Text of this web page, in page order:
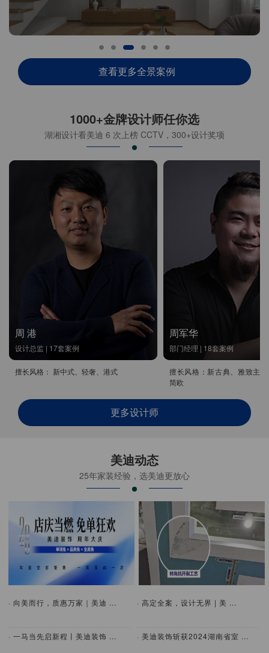
查看更多全景案例
1000+金牌设计师任你选
湖湘设计看美迪 6 次上榜 CCTV，300+设计奖项
周 港
设计总监 | 17套案例
擅长风格： 新中式、轻奢、港式
周军华
部门经理 | 18套案例
擅长风格：新古典、雅致主
简欧
更多设计师
美迪动态
25年家装经验，选美迪更放心
· 向美而行，质惠万家｜美迪 ...
· 一马当先启新程丨美迪装饰 ...
· 高定全案，设计无界 | 美 ...
· 美迪装饰斩获2024湖南省室 ...